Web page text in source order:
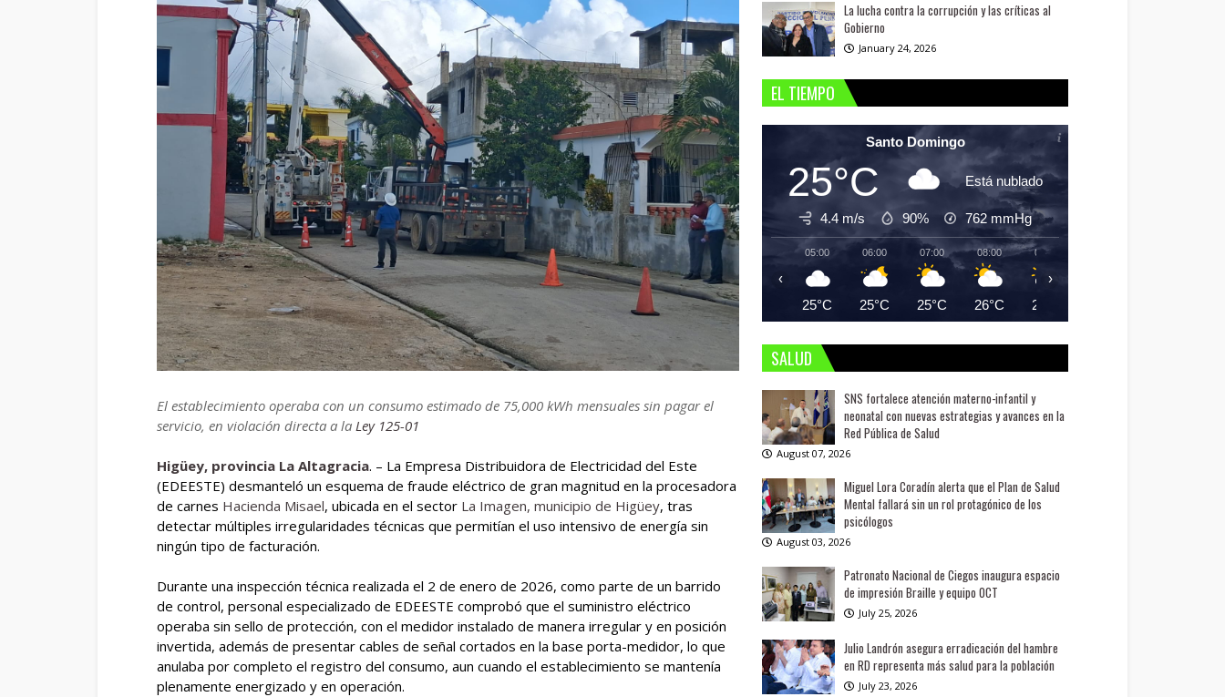
El establecimiento operaba con un consumo estimado de 75,000 kWh mensuales sin pagar el
servicio, en violación directa a la Ley 125-01
Higüey, provincia La Altagracia. – La Empresa Distribuidora de Electricidad del Este
(EDEESTE) desmanteló un esquema de fraude eléctrico de gran magnitud en la procesadora
de carnes Hacienda Misael, ubicada en el sector La Imagen, municipio de Higüey, tras
detectar múltiples irregularidades técnicas que permitían el uso intensivo de energía sin
ningún tipo de facturación.
Durante una inspección técnica realizada el 2 de enero de 2026, como parte de un barrido
de control, personal especializado de EDEESTE comprobó que el suministro eléctrico
operaba sin sello de protección, con el medidor instalado de manera irregular y en posición
invertida, además de presentar cables de señal cortados en la base porta-medidor, lo que
anulaba por completo el registro del consumo, aun cuando el establecimiento se mantenía
plenamente energizado y en operación.
La lucha contra la corrupción y las críticas al
Gobierno
January 24, 2026
EL TIEMPO
Santo Domingo
25°C Está nublado
4.4 m/s 90% 762 mmHg
05:00
25°C
06:00
25°C
07:00
25°C
08:00
26°C
09:00
28°C
‹ ›
SALUD
SNS fortalece atención materno-infantil y
neonatal con nuevas estrategias y avances en la
Red Pública de Salud
August 07, 2026
Miguel Lora Coradín alerta que el Plan de Salud
Mental fallará sin un rol protagónico de los
psicólogos
August 03, 2026
Patronato Nacional de Ciegos inaugura espacio
de impresión Braille y equipo OCT
July 25, 2026
Julio Landrón asegura erradicación del hambre
en RD representa más salud para la población
July 23, 2026